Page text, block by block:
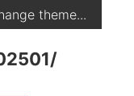
theme...
/